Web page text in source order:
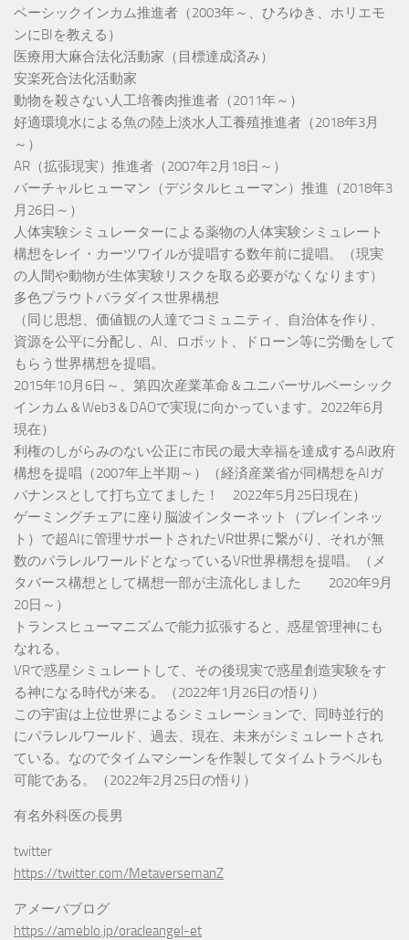
ベーシックインカム推進者（2003年～、ひろゆき、ホリエモ
ンにBIを教える）
医療用大麻合法化活動家（目標達成済み）
安楽死合法化活動家
動物を殺さない人工培養肉推進者（2011年～）
好適環境水による魚の陸上淡水人工養殖推進者（2018年3月
～）
AR（拡張現実）推進者（2007年2月18日～）
バーチャルヒューマン（デジタルヒューマン）推進（2018年3
月26日～）
人体実験シミュレーターによる薬物の人体実験シミュレート
構想をレイ・カーツワイルが提唱する数年前に提唱。（現実
の人間や動物が生体実験リスクを取る必要がなくなります）
多色プラウトパラダイス世界構想
（同じ思想、価値観の人達でコミュニティ、自治体を作り、
資源を公平に分配し、AI、ロボット、ドローン等に労働をして
もらう世界構想を提唱。
2015年10月6日～、第四次産業革命＆ユニバーサルベーシック
インカム＆Web3＆DAOで実現に向かっています。2022年6月
現在）
利権のしがらみのない公正に市民の最大幸福を達成するAI政府
構想を提唱（2007年上半期～）（経済産業省が同構想をAIガ
バナンスとして打ち立てました！ 2022年5月25日現在）
ゲーミングチェアに座り脳波インターネット（ブレインネッ
ト）で超AIに管理サポートされたVR世界に繋がり、それが無
数のパラレルワールドとなっているVR世界構想を提唱。（メ
タバース構想として構想一部が主流化しました 2020年9月
20日～）
トランスヒューマニズムで能力拡張すると、惑星管理神にも
なれる。
VRで惑星シミュレートして、その後現実で惑星創造実験をす
る神になる時代が来る。（2022年1月26日の悟り）
この宇宙は上位世界によるシミュレーションで、同時並行的
にパラレルワールド、過去、現在、未来がシミュレートされ
ている。なのでタイムマシーンを作製してタイムトラベルも
可能である。（2022年2月25日の悟り）
有名外科医の長男
twitter
https://twitter.com/MetaversemanZ
アメーバブログ
https://ameblo.jp/oracleangel-et